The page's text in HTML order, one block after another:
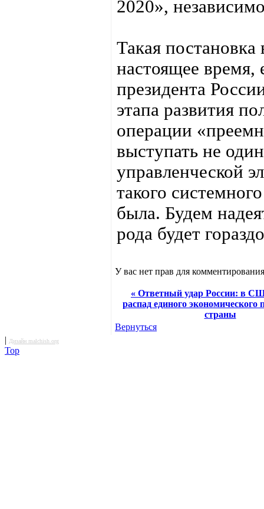
2020»,
Такая
настоящее
президента
этапа развития
операции
выступать не
управленческой
такого
была. Будем
рода будет
У вас нет прав для
« Ответный удар России: в
распад единого экономического
страны
Вернуться
| Дизайн malchish.org
Top